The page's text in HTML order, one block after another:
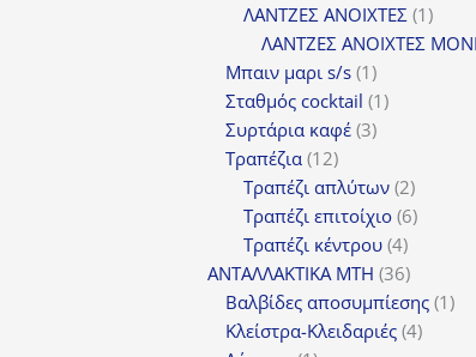
προϊόν
ΛΑΝΤΖΕΣ ΑΝΟΙΧΤΕΣ 11
ΛΑΝΤΖΕΣ ΑΝΟΙΧΤΕΣ
Μπαιν μαρι s/s 11
προϊόν
Σταθμός cocktail 11
Συρτάρια καφέ 33
Τραπέζια 1212
προϊόντα
Τραπέζι απλύτων 22
προϊόντα
Τραπέζι επιτοίχιο 66
Τραπέζι κέντρου 44
προϊόντα
ΑΝΤΑΛΛΑΚΤΙΚΑ MTH 3636
προϊόντα
Βαλβίδες αποσυμπίεσης 11
Κλείστρα-Κλειδαριές 44